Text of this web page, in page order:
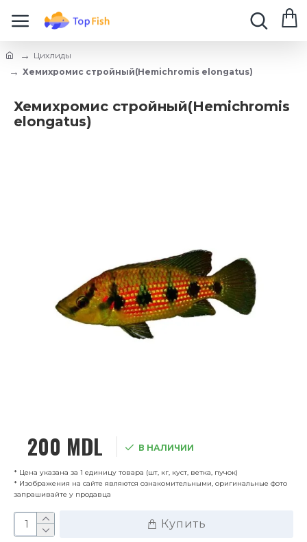
Цихлиды
Хемихромис стройный(Hemichromis elongatus)
Хемихромис стройный(Hemichromis
elongatus)
200 MDL В НАЛИЧИИ
* Цена указана за 1 единицу товара (шт, кг, куст, ветка, пучок)
* Изображения на сайте являются ознакомительными, оригинальные фото
запрашивайте у продавца
Купить